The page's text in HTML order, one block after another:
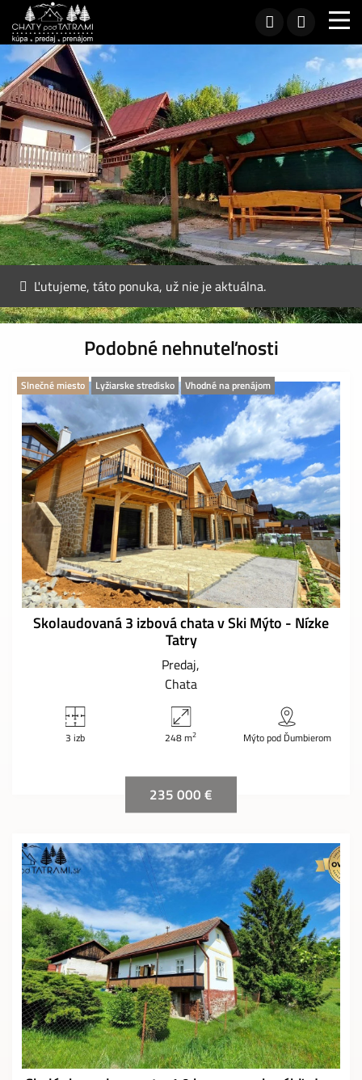
Ľutujeme, táto ponuka, už nie je aktuálna.
Podobné nehnuteľnosti
Slnečné miesto Lyžiarske stredisko Vhodné na prenájom
Skolaudovaná 3 izbová chata v Ski Mýto - Nízke
Tatry
Predaj
Chata
3 izb 248 m2 Mýto pod Ďumbierom
235 000 €